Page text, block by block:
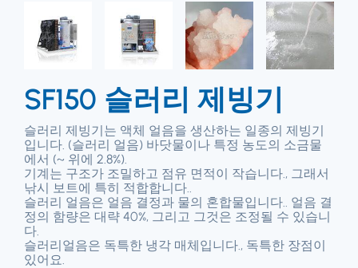
SF150 슬러리 제빙기
슬러리 제빙기는 액체 얼음을 생산하는 일종의 제빙기
입니다. (슬러리 얼음) 바닷물이나 특정 농도의 소금물
에서 (~ 위에 2.8%).
기계는 구조가 조밀하고 점유 면적이 작습니다., 그래서
낚시 보트에 특히 적합합니다..
슬러리 얼음은 얼음 결정과 물의 혼합물입니다.. 얼음 결
정의 함량은 대략 40%, 그리고 그것은 조정될 수 있습니
다.
슬러리얼음은 독특한 냉각 매체입니다., 독특한 장점이
있어요.